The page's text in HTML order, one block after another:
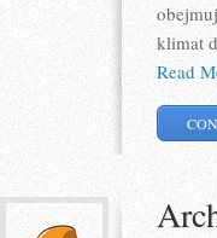
klimat
Read